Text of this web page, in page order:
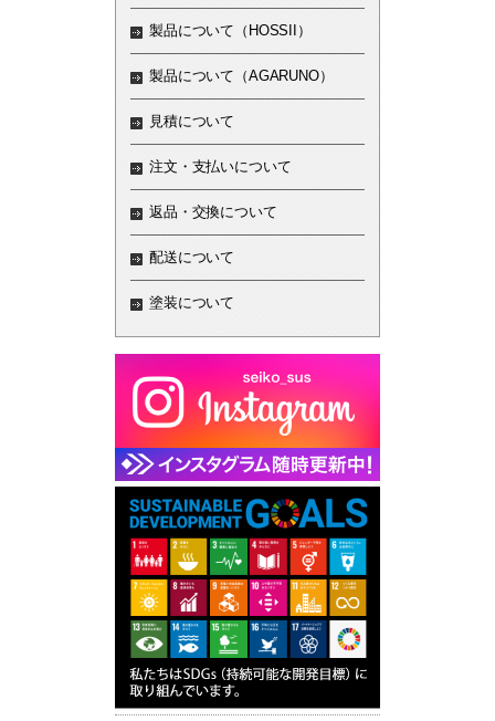
製品について（HOSSII）
製品について（AGARUNO）
見積について
注文・支払いについて
返品・交換について
配送について
塗装について